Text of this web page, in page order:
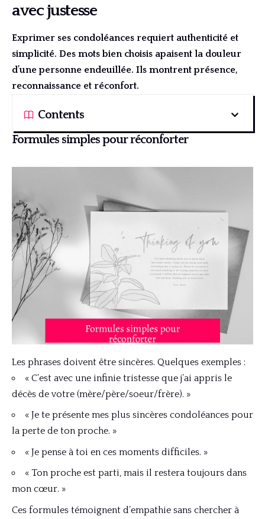
avec justesse
Exprimer ses condoléances requiert authenticité et
simplicité. Des mots bien choisis apaisent la douleur
d’une personne endeuillée. Ils montrent présence,
reconnaissance et réconfort.
Contents
Formules simples pour réconforter
Les phrases doivent être sincères. Quelques exemples :
« C’est avec une infinie tristesse que j’ai appris le
décès de votre (mère/père/soeur/frère). »
« Je te présente mes plus sincères condoléances pour
la perte de ton proche. »
« Je pense à toi en ces moments difficiles. »
« Ton proche est parti, mais il restera toujours dans
mon cœur. »
Ces formules témoignent d’empathie sans chercher à